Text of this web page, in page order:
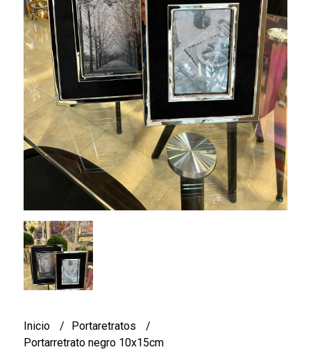
Inicio
Portaretratos
Portarretrato negro 10x15cm